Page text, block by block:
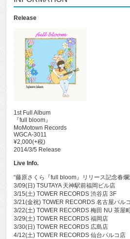
Release
1st Full Album
『full bloom』
MoMotown Records
WGCA-3011
¥2,000(+税)
2014/3/5 Release
Live Info.
“藤原さくら『full bloom』リリース記念春
3/09(日) TSUTAYA 天神駅前福岡ビル店
3/15(土) TOWER RECORDS 渋谷店 3F
3/21(金祝) TOWER RECORDS 名古屋パル
3/22(土) TOWER RECORDS 梅田 NU 茶屋
3/29(土) TOWER RECORDS 福岡店
3/30(日) TOWER RECORDS 広島店
4/12(土) TOWER RECORDS 仙台パルコ店